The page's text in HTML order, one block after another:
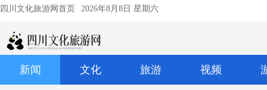
四川文化旅游网首页 2026年8月8日 星期六
新闻 文化 旅游 视频